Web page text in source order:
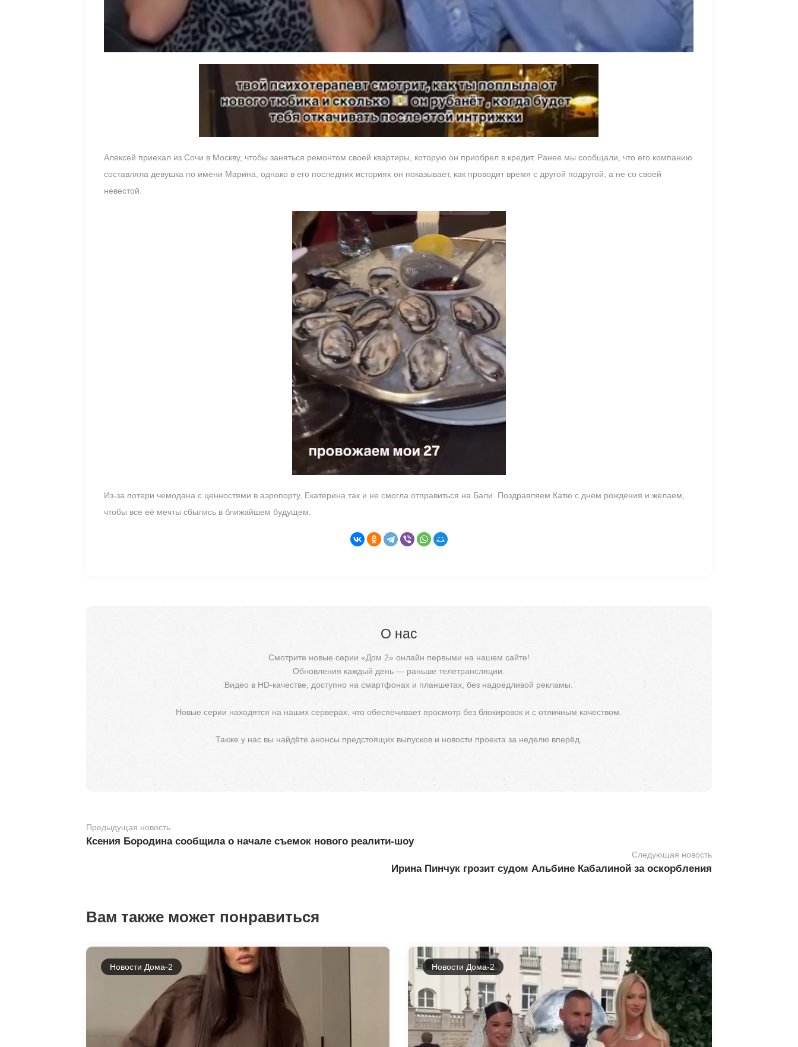
Алексей приехал из Сочи в Москву, чтобы заняться ремонтом своей квартиры, которую он приобрел в кредит. Ранее мы сообщали, что его компанию
составляла девушка по имени Марина, однако в его последних историях он показывает, как проводит время с другой подругой, а не со своей
невестой.
Из-за потери чемодана с ценностями в аэропорту, Екатерина так и не смогла отправиться на Бали. Поздравляем Катю с днем рождения и желаем,
чтобы все её мечты сбылись в ближайшем будущем.
О нас
Смотрите новые серии «Дом 2» онлайн первыми на нашем сайте!
Обновления каждый день — раньше телетрансляции.
Видео в HD-качестве, доступно на смартфонах и планшетах, без надоедливой рекламы.
Новые серии находятся на наших серверах, что обеспечивает просмотр без блокировок и с отличным качеством.
Также у нас вы найдёте анонсы предстоящих выпусков и новости проекта за неделю вперёд.
Предыдущая новость
Ксения Бородина сообщила о начале съемок нового реалити-шоу
Следующая новость
Ирина Пинчук грозит судом Альбине Кабалиной за оскорбления
Вам также может понравиться
Новости Дома-2 Новости Дома-2